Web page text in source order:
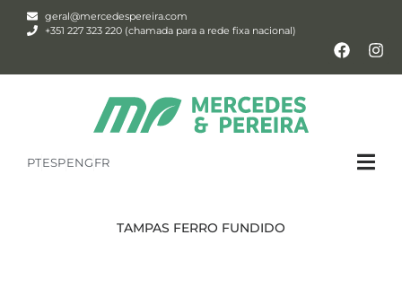
geral@mercedespereira.com
+351 227 323 220 (chamada para a rede fixa nacional)
PTESPENGFR
TAMPAS FERRO FUNDIDO